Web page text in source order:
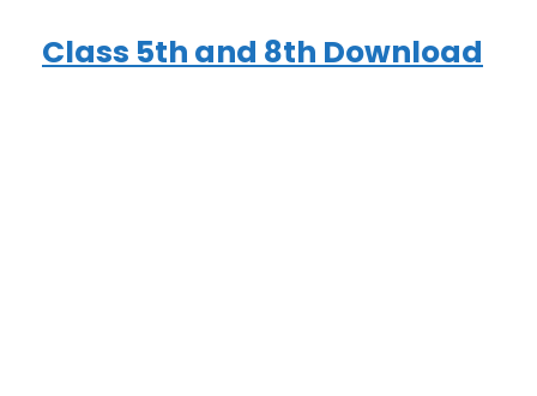
Class 5th and 8th Download